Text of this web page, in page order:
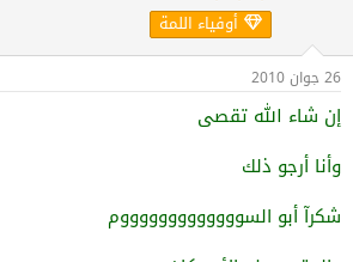
أوفياء اللمة
26 جوان 2010
إن شاء الله تقصى
وأنا أرجو ذلك
شكرآ أبو السوووووووووووووم